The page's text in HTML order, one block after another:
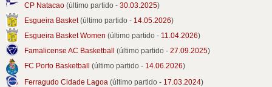
CP Natacao(último partido - 30.03.2025)
Esgueira Basket(último partido - 14.05.2026)
Esgueira Basket Women (último partido - 11.04.2026)
Famalicense AC Basketball
(último partido - 27.09.2025)
FC Porto Basketball
(último partido - 14.06.2026)
Ferragudo Cidade Lagoa(último partido - 17.03.2024)